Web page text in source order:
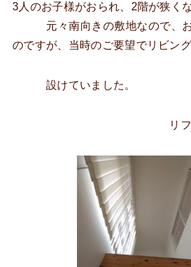
3人のお子様がおられ、2階が狭く
元々南向きの敷地なので、お
のですが、当時のご要望でリビン
設けていました。
リフォー